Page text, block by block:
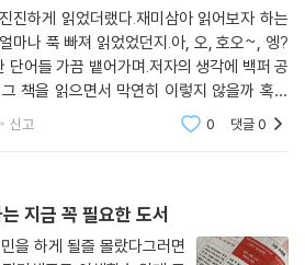
진하게 읽었더랬다.재미삼아 읽어보자 하는
마나 푹 빠져 읽었었던지.아, 오, 호오~, 엥?
단어들 가끔 뱉어가며.저자의 생각에 백퍼 공
책을 읽으면서 막연히 이렇지 않을까 혹은
정지었던 부분들을 책을 통해 확인하거나 아
신고 0 댓글0
지금 꼭 필요한 도서
을 하게 될즐 몰랐다그러면